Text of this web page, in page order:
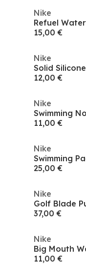
Nike
Refuel
15,00 €
Nike
Solid
12,00 €
Nike
Swimming
11,00 €
Nike
Swimming
25,00 €
Nike
Golf Blade
37,00 €
Nike
Big Mouth
11,00 €